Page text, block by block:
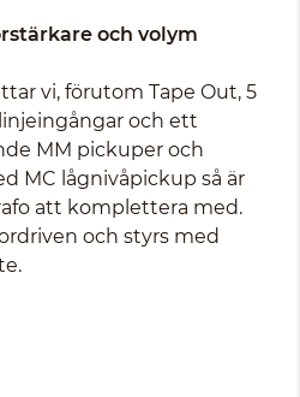
och volym
vi, förutom Tape Out, 5
och ett
MM pickuper och
MC lågnivåpickup så är
att komplettera med.
och styrs med